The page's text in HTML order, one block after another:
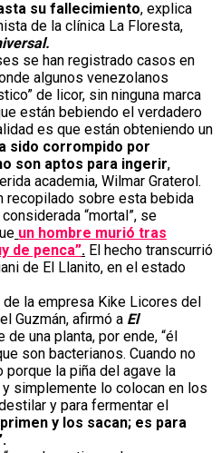
su fallecimiento, explica
de la clínica La Floresta,
se han registrado casos en
algunos venezolanos
de licor, sin ninguna marca
están bebiendo el verdadero
es que están obteniendo un
sido corrompido por
son aptos para ingerir,
academia, Wilmar Graterol.
recopilado sobre esta bebida
“mortal”, se
un hombre murió tras
de penca”. El hecho transcurrió
de El Llanito, en el estado
la empresa Kike Licores del
Guzmán, afirmó a El
de una planta, por ende, “él
son bacterianos. Cuando no
la piña del agave la
simplemente lo colocan en los
y para fermentar el
y los sacan; es para